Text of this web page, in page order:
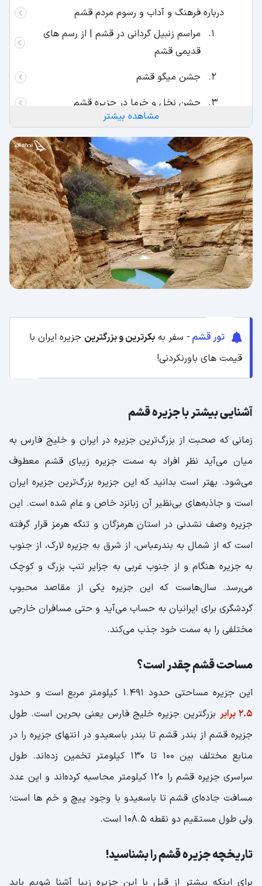
درباره فرهنگ و آداب و رسوم مردم قشم
مراسم زنبیل گردانی در قشم | از رسم های
قدیمی قشم
جشن میگو قشم
جشن نخل و خرما در جزیره قشم
مولودی خوانی در قشم
مراسم عید قربان در جزیره قشم
حنابندان در قشم
مراسم هفت شبی قشم | معروفترین آداب و
رسوم قشم
دیدنی های قشم را می‌شناسید؟
ژئوپارک در جزیره قشم
جزیره ناز از بهترین جاذبه های قشم
بام قشم از زیباترین جاذبه های جزیره قشم
جنگل معروف حرا در جزیره قشم
سواحل جزیره قشم یا اقتصادی ترین جزیره
خلیج فارس
نظیر در قشم
معرفی رستوران بادیل قشم
رستوران معروف خاله
رستوران شب‌های جزیره | انواع غذای دریایی
از کجای قشم خرید کنیم؟
سیتی سنتر قشم | جایی برای تفریح و خرید
بازار بزرگ فردوسی قشم | متنوع ترین
محصولات
بازار پردیس قشم | کامل ترین بازار قشم
مشاهده بیشتر
تور قشم - سفر به بکرترین و بزرگترین جزیره ایران با
قیمت های باورنکردنی!
آشنایی بیشتر با جزیره قشم
زمانی که صحبت از بزرگ‌ترین جزیره در ایران و خلیج فارس به
میان می‌آید نظر افراد به سمت جزیره زیبای قشم معطوف
می‌شود. بهتر است بدانید که این جزیره بزرگ‌ترین جزیره ایران
است و جاذبه‌های بی‌نظیر آن زبانزد خاص و عام شده است. این
جزیره وصف نشدنی در استان هرمزگان و تنگه هرمز قرار گرفته
است که از شمال به بندرعباس، از شرق به جزیره لارک، از جنوب
به جزیره هنگام و از جنوب غربی به جزایر تنب بزرگ و کوچک
می‌رسد. سال‌هاست که این جزیره یکی از مقاصد محبوب
گردشگری برای ایرانیان به حساب می‌آید و حتی مسافران خارجی
مختلفی را به سمت خود جذب می‌کند.
مساحت قشم چقدر است؟
این جزیره مساحتی حدود 1.491 کیلومتر مربع است و حدود
2.5 برابر
بزرگترین جزیره خلیج فارس یعنی بحرین است. طول
جزیره قشم از بندر قشم تا بندر باسعیدو در انتهای جزیره را در
منابع مختلف بین 100 تا 130 کیلومتر تخمین زده‌اند. طول
سراسری جزیره قشم را 120 کیلومتر محاسبه کرده‌اند و این عدد
مسافت جاده‌ای قشم تا باسعیدو با وجود پیچ و خم ها است؛
ولی طول مستقیم دو نقطه 108.5 است.
تاریخچه جزیره قشم را بشناسید!
برای اینکه بیشتر از قبل با این جزیره زیبا آشنا شویم باید